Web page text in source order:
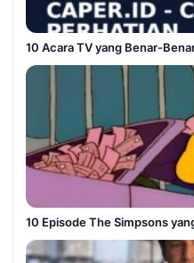
10 Acara TV yang Benar-
10 Episode The Simpsons